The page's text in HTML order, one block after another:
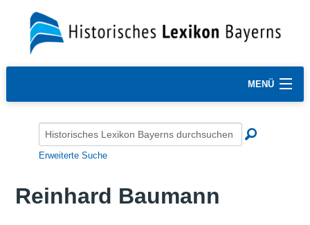
MENÜ
Erweiterte Suche
Reinhard Baumann